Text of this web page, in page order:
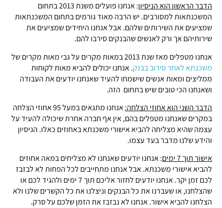
הדבר הראשון הוא הניסיון
: אנחנו פועלים משנת 2013 בתחום
המשכנתאות למסורבים. יש הרבה מאוד גורמים בתחום המשכנתאות
שמציעים את השירותים שלהם. אבל אנחנו היחידים שמציעים את
שירותיהם אך ורק לאנשים שהבנקים סירבו להם.
אנחנו מטפלים מאז שנת 2013 במאות מקרים על גבי מאות מקרים של
משכנתא לאחר סירוב בבנק. אנחנו יכולים להביא מאות לקוחות
ממליצים ומאות אנשים שישמחו להעיד שאנחנו יודעים את העבודה
ושאנחנו הכי טובים שיש בתחום הזה.
הדבר השני הוא אחוזי הצלחה:
אנחנו מתגאים במעל 95 אחוזי הצלחה
במקרים שאנחנו מטפלים בהם, אין אף חברה אחרת שיכולה להעיד על
עצמה שהיא מצליחה להביא אישורי משכנתא באחוזים כאלו. הניסיון
והידע שלנו מדבר בעד עצמו.
אישור תוך 7 ימים
: אנחנו יודעים שאנחנו לא מצליחים במאה אחוזים
להביא אישורי משכנתא. אבל אנחנו מתחייבים לכל הפחות לא לבזבז
לכם זמן יקר. אנחנו יודעים לחזור אליכם תוך 7 ימים ולהגיד לכם או
שהצלחנו, או שעברנו את כל הבנקים וניצלנו את כל הקשרים שלנו ולא
הצלחנו להביא אישור. אנחנו לא נבזבז את הזמן שלכם על סרק.